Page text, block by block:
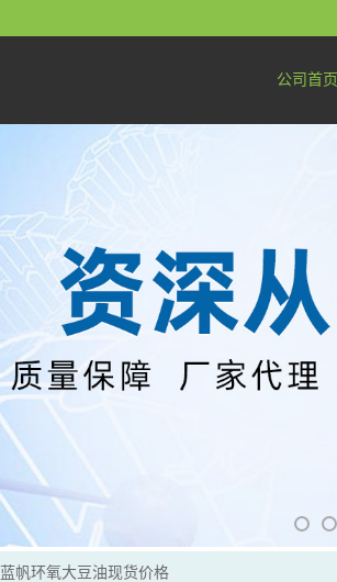
公司首页
蓝帆环氧大豆油现货价格